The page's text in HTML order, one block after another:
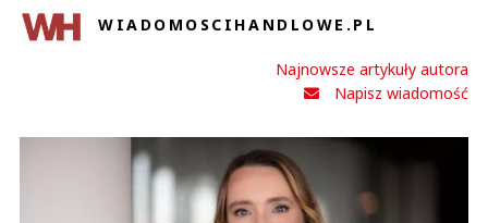
08.07.2026 / 00:25
This comment was minimized by the moderator on the site
Szefostwo firmy zapomniało podstawowej kwestii ... Sklep nie będzie
funkcjonował bez personelu a oni płacą grosze i niedoceniaja
pracowników.
Maciek
Odpowiedz
WIADOMOSCIHANDLOWE.PL
Najnowsze artykuły autora
Napisz wiadomość